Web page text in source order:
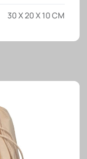
30 X 20 X 10 CM